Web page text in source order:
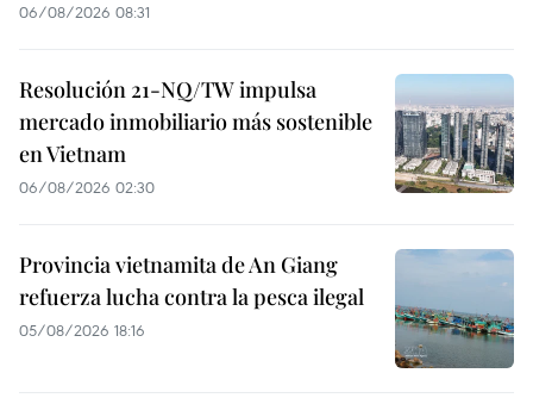
06/08/2026 08:31
Resolución 21-NQ/TW impulsa
mercado inmobiliario más sostenible
en Vietnam
06/08/2026 02:30
Provincia vietnamita de An Giang
refuerza lucha contra la pesca ilegal
05/08/2026 18:16